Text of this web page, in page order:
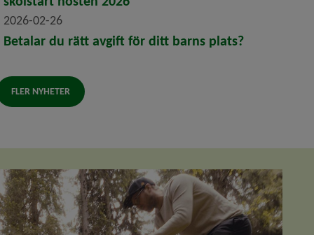
2026-02-26
Betalar du rätt avgift för ditt barns plats?
FLER NYHETER